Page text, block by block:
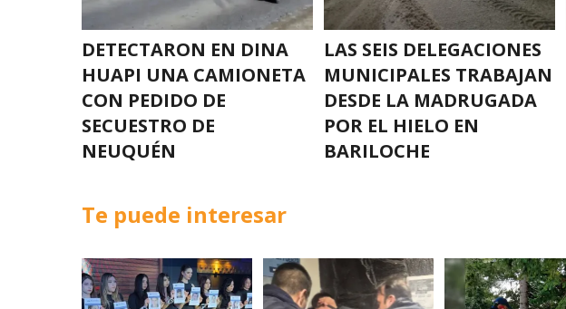
DETECTARON EN DINA
HUAPI UNA CAMIONETA
CON PEDIDO DE
SECUESTRO DE
NEUQUÉN
LAS SEIS DELEGACIONES
MUNICIPALES TRABAJAN
DESDE LA MADRUGADA
POR EL HIELO EN
BARILOCHE
Te puede interesar